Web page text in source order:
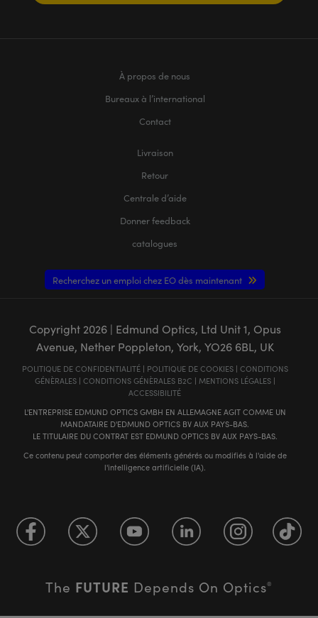
À propos de nous
Bureaux à l’international
Contact
Livraison
Retour
Centrale d’aide
Donner feedback
catalogues
Recherchez un emploi chez EO dès maintenant
Copyright 2026| Edmund Optics, Ltd Unit 1, Opus
Avenue, Nether Poppleton, York, YO26 6BL, UK
POLITIQUE DE CONFIDENTIALITÉ| POLITIQUE DE COOKIES| CONDITIONS
GÉNÈRALES| CONDITIONS GÉNÈRALES B2C | MENTIONS LÉGALES|
ACCESSIBILITÉ
L'ENTREPRISE EDMUND OPTICS GMBH EN ALLEMAGNE AGIT COMME UN
MANDATAIRE D'EDMUND OPTICS BV AUX PAYS-BAS.
LE TITULAIRE DU CONTRAT EST EDMUND OPTICS BV AUX PAYS-BAS.
Ce contenu peut comporter des éléments générés ou modifiés à l'aide de
l'intelligence artificielle (IA).
The FUTURE Depends On Optics®